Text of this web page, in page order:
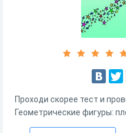
Проходи скорее тест и
Геометрические фигуры: